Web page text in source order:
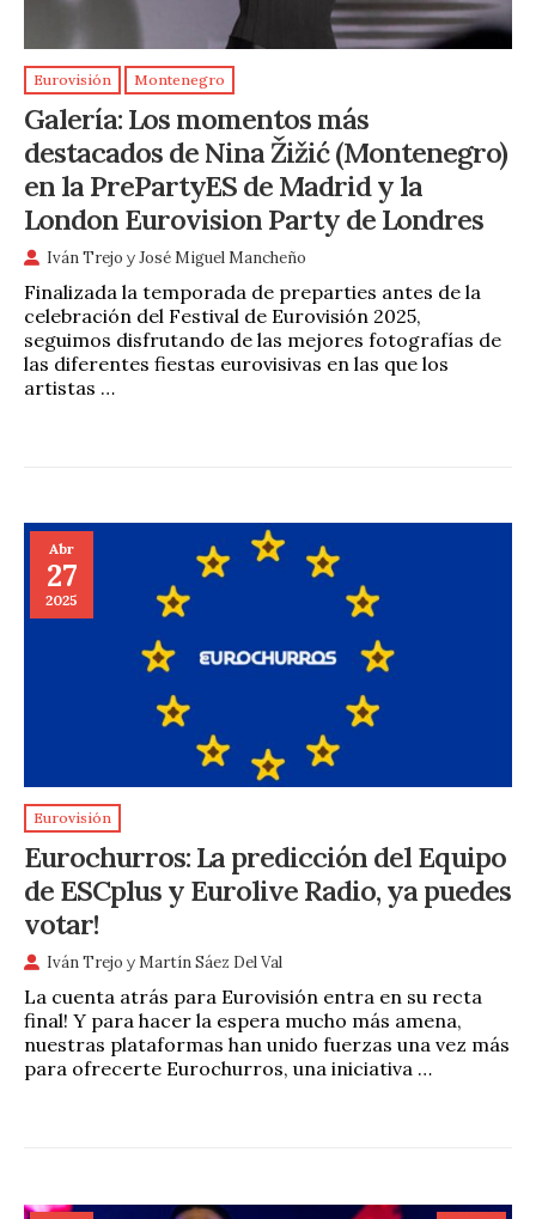
Eurovisión Montenegro
Galería: Los momentos más
destacados de Nina Žižić (Montenegro)
en la PrePartyES de Madrid y la
London Eurovision Party de Londres
Iván Trejo yJosé Miguel Mancheño
Finalizada la temporada de preparties antes de la
celebración del Festival de Eurovisión 2025,
seguimos disfrutando de las mejores fotografías de
las diferentes fiestas eurovisivas en las que los
artistas …
Abr
27
2025
Eurovisión
Eurochurros: La predicción del Equipo
de ESCplus y Eurolive Radio, ya puedes
votar!
Iván Trejo yMartín Sáez Del Val
La cuenta atrás para Eurovisión entra en su recta
final! Y para hacer la espera mucho más amena,
nuestras plataformas han unido fuerzas una vez más
para ofrecerte Eurochurros, una iniciativa …